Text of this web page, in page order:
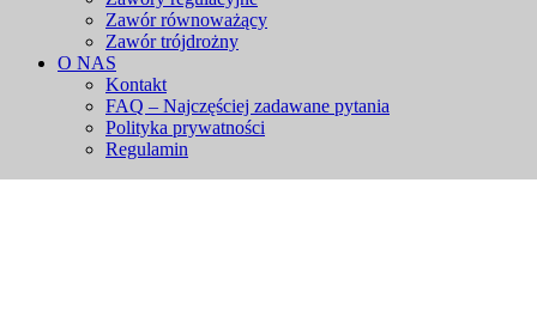
Zawór równoważący
Zawór trójdrożny
O NAS
Kontakt
FAQ – Najczęściej zadawane pytania
Polityka prywatności
Regulamin